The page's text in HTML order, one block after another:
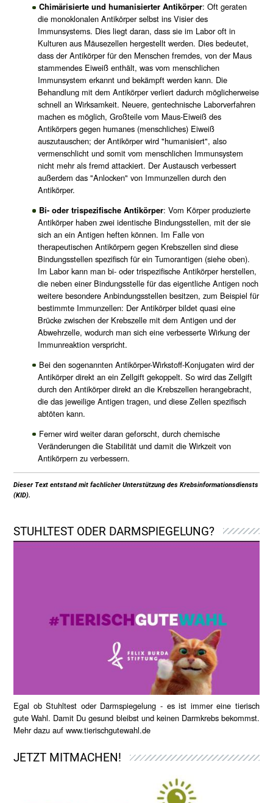
Chimärisierte und humanisierter Antikörper: Oft geraten
die monoklonalen Antikörper selbst ins Visier des
Immunsystems. Dies liegt daran, dass sie im Labor oft in
Kulturen aus Mäusezellen hergestellt werden. Dies bedeutet,
dass der Antikörper für den Menschen fremdes, von der Maus
stammendes Eiweiß enthält, was vom menschlichen
Immunsystem erkannt und bekämpft werden kann. Die
Behandlung mit dem Antikörper verliert dadurch möglicherweise
schnell an Wirksamkeit. Neuere, gentechnische Laborverfahren
machen es möglich, Großteile vom Maus-Eiweiß des
Antikörpers gegen humanes (menschliches) Eiweiß
auszutauschen; der Antikörper wird "humanisiert", also
vermenschlicht und somit vom menschlichen Immunsystem
nicht mehr als fremd attackiert. Der Austausch verbessert
außerdem das "Anlocken" von Immunzellen durch den
Antikörper.
Bi- oder trispezifische Antikörper: Vom Körper produzierte
Antikörper haben zwei identische Bindungsstellen, mit der sie
sich an ein Antigen heften können. Im Falle von
therapeutischen Antikörpern gegen Krebszellen sind diese
Bindungsstellen spezifisch für ein Tumorantigen (siehe oben).
Im Labor kann man bi- oder trispezifische Antikörper herstellen,
die neben einer Bindungsstelle für das eigentliche Antigen noch
weitere besondere Anbindungsstellen besitzen, zum Beispiel für
bestimmte Immunzellen: Der Antikörper bildet quasi eine
Brücke zwischen der Krebszelle mit dem Antigen und der
Abwehrzelle, wodurch man sich eine verbesserte Wirkung der
Immunreaktion verspricht.
Bei den sogenannten Antikörper-Wirkstoff-Konjugaten wird der
Antikörper direkt an ein Zellgift gekoppelt. So wird das Zellgift
durch den Antikörper direkt an die Krebszellen herangebracht,
die das jeweilige Antigen tragen, und diese Zellen spezifisch
abtöten kann.
Ferner wird weiter daran geforscht, durch chemische
Veränderungen die Stabilität und damit die Wirkzeit von
Antikörpern zu verbessern.
Dieser Text entstand mit fachlicher Unterstützung des Krebsinformationsdiensts
(KID).
STUHLTEST ODER DARMSPIEGELUNG?
Egal ob Stuhltest oder Darmspiegelung - es ist immer eine tierisch
gute Wahl. Damit Du gesund bleibst und keinen Darmkrebs bekommst.
Mehr dazu aufwww.tierischgutewahl.de
JETZT MITMACHEN!